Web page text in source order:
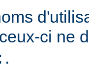
ci ne
.